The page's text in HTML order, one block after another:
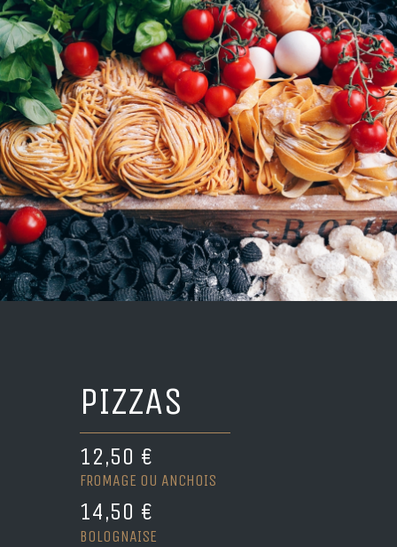
PIZZAS
12,50 €
FROMAGE OU ANCHOIS
14,50 €
BOLOGNAISE